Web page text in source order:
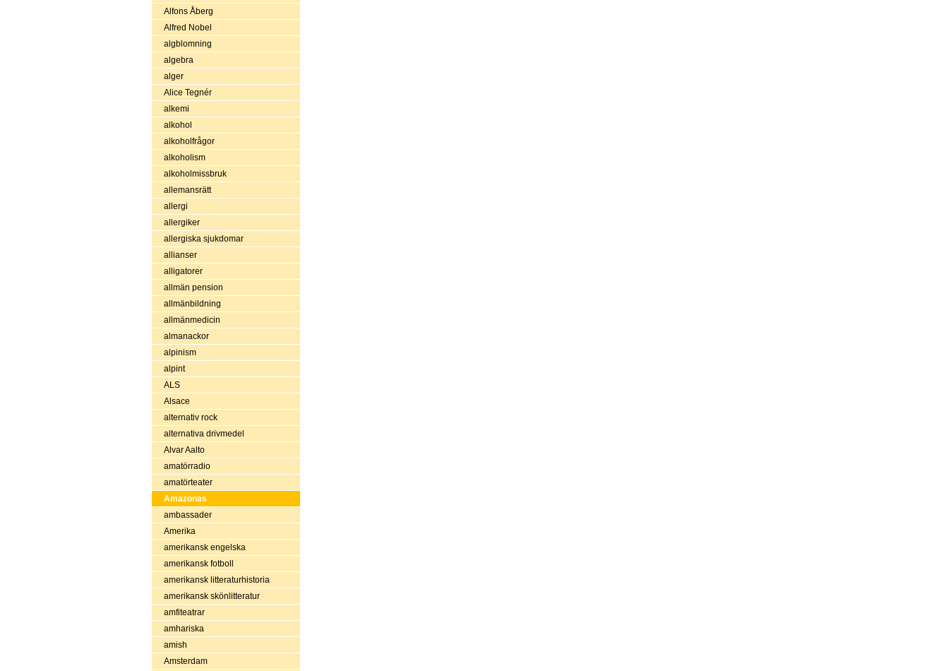
Alfons Åberg
Alfred Nobel
algblomning
algebra
alger
Alice Tegnér
alkemi
alkohol
alkoholfrågor
alkoholism
alkoholmissbruk
allemansrätt
allergi
allergiker
allergiska sjukdomar
allianser
alligatorer
allmän pension
allmänbildning
allmänmedicin
almanackor
alpinism
alpint
ALS
Alsace
alternativ rock
alternativa drivmedel
Alvar Aalto
amatörradio
amatörteater
Amazonas
ambassader
Amerika
amerikansk engelska
amerikansk fotboll
amerikansk litteraturhistoria
amerikansk skönlitteratur
amfiteatrar
amhariska
amish
Amsterdam